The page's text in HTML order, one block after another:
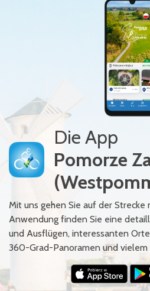
Die App
Pomorze
Mit uns gehen Sie auf der Strecke
Anwendung finden Sie eine
und Ausflügen, interessanten
360-Grad-Panoramen und vielem